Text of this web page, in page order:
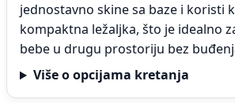
jednostavno skine sa baze i koristi
kompaktna ležaljka, što je idealno
bebe u drugu prostoriju bez
Više o opcijama kretanja